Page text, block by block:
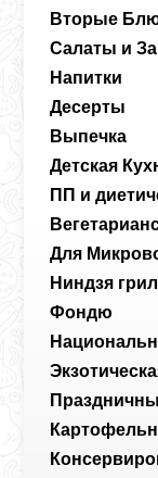
Вторые
Салаты и
Напитки
Десерты
Выпечка
Детская
ПП и
Для
Ниндзя
Фондю